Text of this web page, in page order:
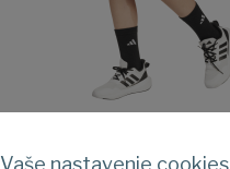
Vaše nastavenie cookies